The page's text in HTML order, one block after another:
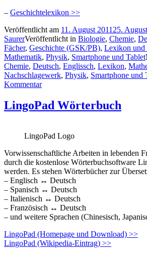
– Geschichtelexikon >>
Veröffentlicht am 11. August 2011 25.
SaurerVeröffentlicht in Biologie, Chemie,
Fächer, Geschichte (GSK/PB), Lexikon und
Mathematik, Physik, Smartphone und Tablet
Chemie, Deutsch, Englissch, Lexikon,
Nachschlagewerk, Physik, Smartphone und
Kommentar
LingoPad Wörterbuch
LingoPad Logo
Vorwissenschaftliche Arbeiten in lebenden
durch die kostenlose Wörterbuchsoftware
werden. Es stehen Wörterbücher zur
– Englisch ↔ Deutsch
– Spanisch ↔ Deutsch
– Italienisch ↔ Deutsch
– Französisch ↔ Deutsch
– und weitere Sprachen (Chinesisch,
LingoPad (Homepage und Download) >>
LingoPad (Wikipedia-Eintrag) >>